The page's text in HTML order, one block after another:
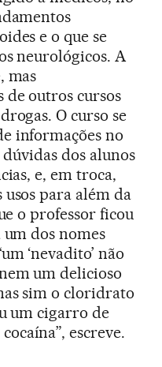
e o que se
neurológicos. A
mas
outros cursos
O curso se
informações no
dos alunos
e, em troca,
para além da
o professor ficou
um dos nomes
‘nevadito’ não
um delicioso
sim o cloridrato
um cigarro de
escreve.